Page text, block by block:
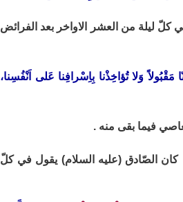
ليلة من العشر الاواخر بعد الفرائض
وَلا تُؤاخِذْنا بِاِسْرافِنا عَلى اَنْفُسِنا،
فيما بقى منه .
الصّادق (عليه السلام) يقول في كلّ